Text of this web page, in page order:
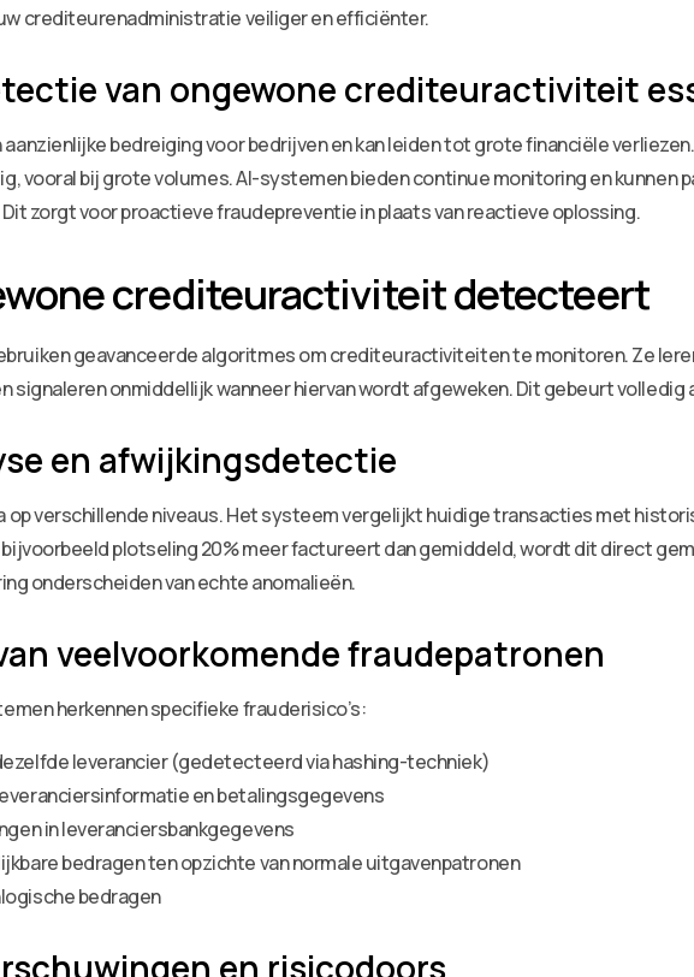
crediteurenadministratie veiliger en efficiënter.
van ongewone crediteuractiviteit
bedreiging voor bedrijven en kan leiden tot grote financiële
vooral bij grote volumes. AI-systemen bieden continue monitoring en kunnen
zorgt voor proactieve fraudepreventie in plaats van reactieve oplossing.
crediteuractiviteit detecteert
geavanceerde algoritmes om crediteuractiviteiten te monitoren. Ze
signaleren onmiddellijk wanneer hiervan wordt afgeweken. Dit gebeurt volledig
en afwijkingsdetectie
verschillende niveaus. Het systeem vergelijkt huidige transacties met
plotseling 20% meer factureert dan gemiddeld, wordt dit direct
onderscheiden van echte anomalieën.
veelvoorkomende fraudepatronen
herkennen specifieke frauderisico’s:
leverancier (gedetecteerd via hashing-techniek)
en betalingsgegevens
in leveranciersbankgegevens
bedragen ten opzichte van normale uitgavenpatronen
bedragen